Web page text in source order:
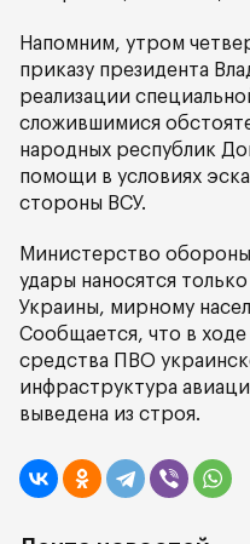
Напомним, утром
приказу президента
реализации
сложившимися
народных республик
помощи в условиях
стороны ВСУ.
Министерство
удары наносятся
Украины, мирному
Сообщается, что в
средства ПВО
инфраструктура
выведена из строя.